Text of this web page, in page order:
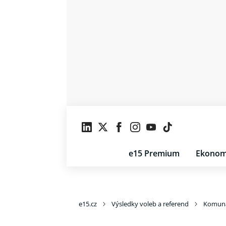
e15 Premium
e15.cz Výsledky voleb a referend